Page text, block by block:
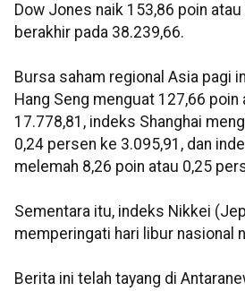
Dow Jones naik 153,86 poin
berakhir pada 38.239,66.
Bursa saham regional Asia pagi
Hang Seng menguat 127,66
17.778,81, indeks Shanghai
0,24 persen ke 3.095,91, dan
melemah 8,26 poin atau 0,25
Sementara itu, indeks Nikkei
memperingati hari libur nasional
Berita ini telah tayang di